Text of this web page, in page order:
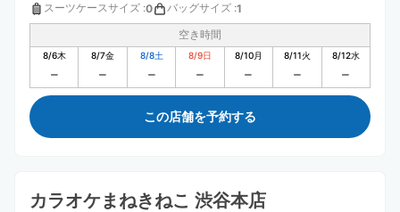
スーツケースサイズ :0 バッグサイズ :1
空き時間
8/6木 8/7金 8/8土 8/9日 8/10月 8/11火 8/12水
この店舗を予約する
カラオケまねきねこ 渋谷本店